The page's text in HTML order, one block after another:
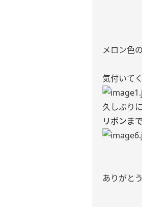
メロン色
気付いて
久しぶり
リボンま
ありがと